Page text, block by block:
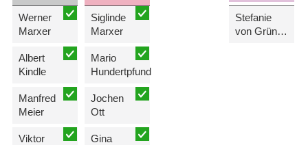
Werner
Marxer
Albert
Kindle
Manfred
Meier
Viktor
Siglinde
Marxer
Mario
Hundertpfund
Jochen
Ott
Gina
Stefanie
von Grünigen-Sele